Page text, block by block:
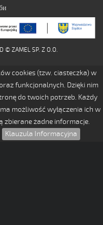
© ZAMEL SP. Z O.O.
cookies (tzw. ciasteczka) w
funkcjonalnych. Dzięki nim
do twoich potrzeb. Każdy
możliwość wyłączenia ich w
zbierane żadne informacje.
Klauzula Informacyjna